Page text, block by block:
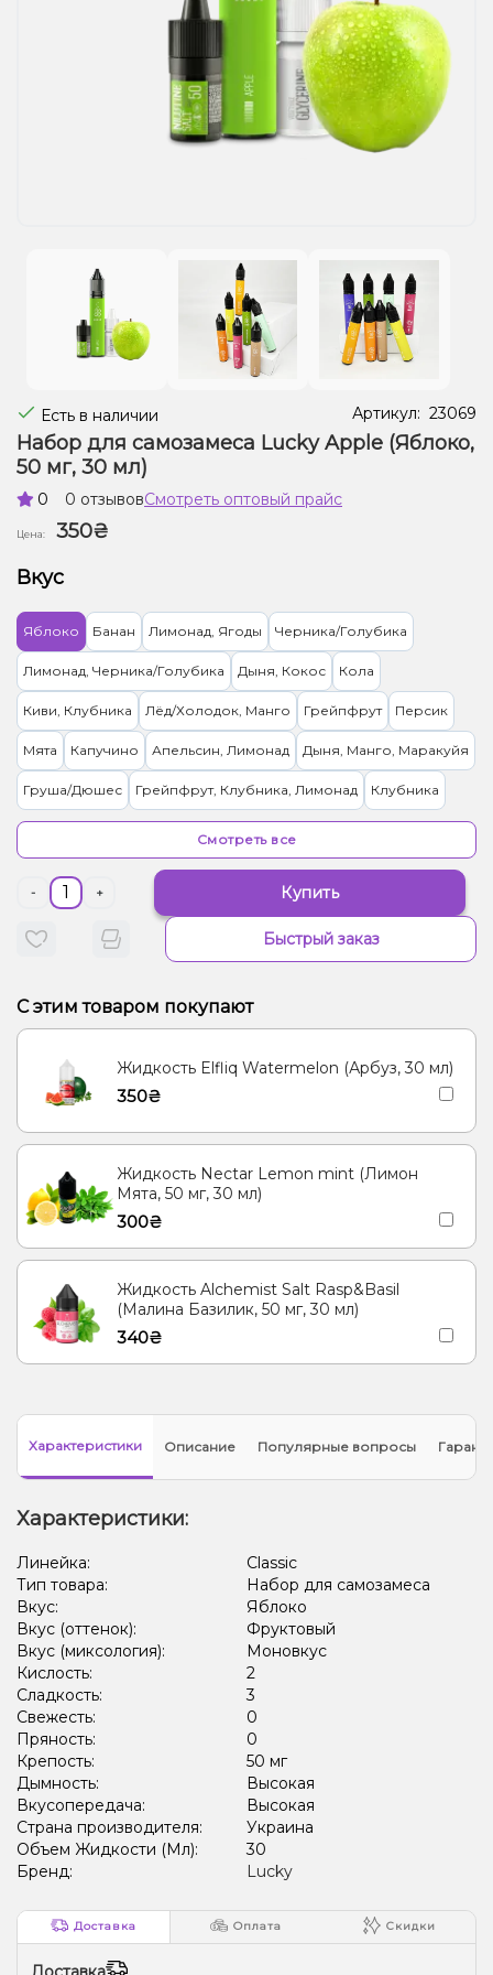
Жидкости для электронных сигарет
Подарочные наборы
Есть в наличии Артикул: 23069
Набор для самозамеса Lucky Apple (Яблоко,
50 мг, 30 мл)
0 0 отзывовСмотреть оптовый прайс
Цена:
350₴
Вкус
Яблоко Банан Лимонад, Ягоды Черника/Голубика
Лимонад, Черника/Голубика Дыня, Кокос Кола
Киви, Клубника Лёд/Холодок, Манго Грейпфрут Персик
Мята Капучино Апельсин, Лимонад Дыня, Манго, Маракуйя
Груша/Дюшес Грейпфрут, Клубника, Лимонад Клубника
Лимонад, Чай Лаванда, Лимонад
Лайм, Лимон, Лимонад
Лимонад, Роза Арбуз, Лимонад Виноград
Лимон, Малина, Черника/Голубика Ананас, Ментол/Эвкалипт
Гуава, Кактус, Киви
Смотреть все
- + Купить
Быстрый заказ
С этим товаром покупают
Жидкость Elfliq Watermelon (Арбуз, 30 мл)
350₴
Жидкость Nectar Lemon mint (Лимон
Мята, 50 мг, 30 мл)
300₴
Жидкость Alchemist Salt Rasp&Basil
(Малина Базилик, 50 мг, 30 мл)
340₴
Характеристики Описание Популярные вопросы
Характеристики:
Линейка:
Classic
Тип товара:
Набор для самозамеса
Вкус:
Яблоко
Вкус (оттенок):
Фруктовый
Вкус (миксология):
Моновкус
Кислость:
2
Сладкость:
3
Свежесть:
0
Пряность:
0
Крепость:
50 мг
Дымность:
Высокая
Вкусопередача:
Высокая
Страна производителя:
Украина
Объем Жидкости (Мл):
30
Бренд:
Lucky
Доставка Оплата Скидки